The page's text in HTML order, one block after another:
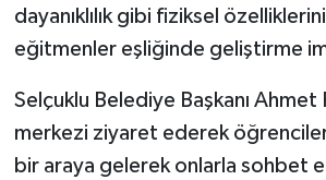
dayanıklılık gibi fiziksel
eğitmenler eşliğinde geliştirme
Selçuklu Belediye Başkanı Ahmet
merkezi ziyaret ederek
bir araya gelerek onlarla sohbet